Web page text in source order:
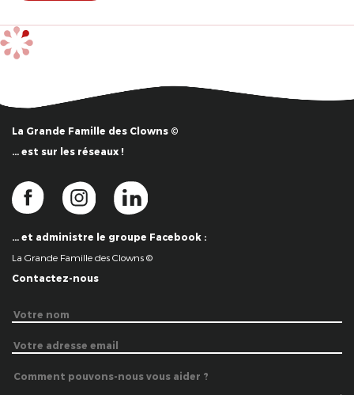
La Grande Famille des Clowns ©
… est sur les réseaux !
… et administre le groupe Facebook :
La Grande Famille des Clowns ©
Contactez-nous